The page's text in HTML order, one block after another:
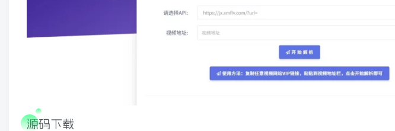
源码下载